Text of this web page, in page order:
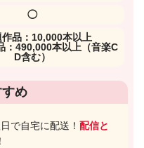
◯
作品：10,000本以上
：490,000本以上（音楽C
D含む）
め
で自宅に配送！配信と